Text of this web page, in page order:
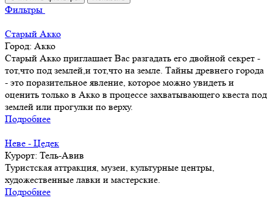
Фильтры
Старый Акко
Город: Акко
Старый Акко приглашает Вас разгадать его двойной секрет -
тот,что под землей,и тот,что на земле. Тайны древнего города
- это поразительное явление, которое можно увидеть и
оценить только в Акко в процессе захватывающего квеста под
землей или прогулки по верху.
Подробнее
Неве - Цедек
Курорт: Тель-Авив
Туристская аттракция, музеи, культурные центры,
художественные лавки и мастерские.
Подробнее